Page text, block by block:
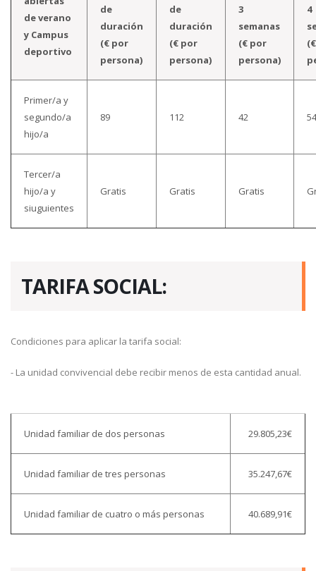
de verano
y Campus
deportivo
de
duración
(€ por
persona)
de
duración
(€ por
persona)
3
semanas
(€ por
persona)
4
Primer/a y
segundo/a
hijo/a
89 112 42 54
Tercer/a
hijo/a y
siuguientes
Gratis Gratis Gratis
TARIFA SOCIAL:
Condiciones para aplicar la tarifa social:
- La unidad convivencial debe recibir menos de esta cantidad anual.
Unidad familiar de dos personas 29.805,23€
Unidad familiar de tres personas 35.247,67€
Unidad familiar de cuatro o más personas 40.689,91€